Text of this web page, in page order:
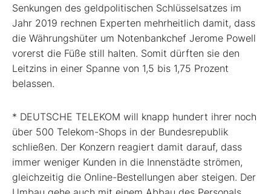
Senkungen des geldpolitischen Schlüsselsatzes im
Jahr 2019 rechnen Experten mehrheitlich damit, dass
die Währungshüter um Notenbankchef Jerome Powell
vorerst die Füße still halten. Somit dürften sie den
Leitzins in einer Spanne von 1,5 bis 1,75 Prozent
belassen.
* DEUTSCHE TELEKOM will knapp hundert ihrer noch
über 500 Telekom-Shops in der Bundesrepublik
schließen. Der Konzern reagiert damit darauf, dass
immer weniger Kunden in die Innenstädte strömen,
gleichzeitig die Online-Bestellungen aber steigen. Der